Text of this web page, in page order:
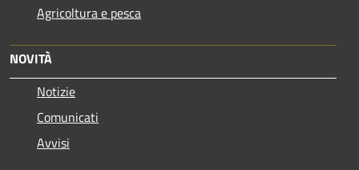
Agricoltura e pesca
NOVITÀ
Notizie
Comunicati
Avvisi